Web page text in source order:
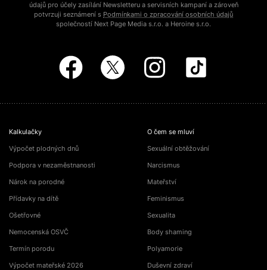
údajů pro účely zasílání Newsletteru a servisních kampaní a zároveň
potvrzuji seznámení s Podmínkami o zpracování osobních údajů
společností Next Page Media s.r.o. a Heroine s.r.o.
Kalkulačky
Výpočet plodných dnů
Podpora v nezaměstnanosti
Nárok na porodné
Přídavky na dítě
Ošetřovné
Nemocenská OSVČ
Termín porodu
Výpočet mateřské 2026
O čem se mluví
Sexuální obtěžování
Narcismus
Mateřství
Feminismus
Sexualita
Body shaming
Polyamorie
Duševní zdraví